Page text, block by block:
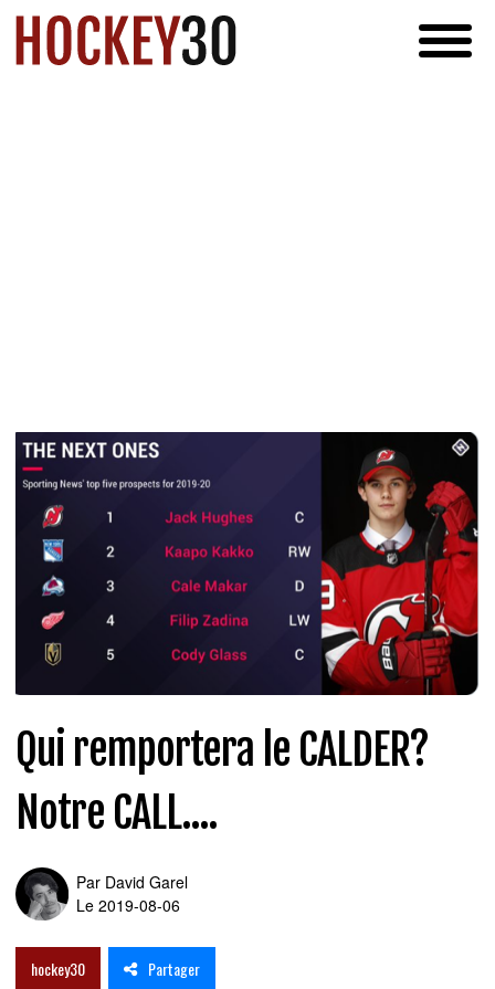
Qui remportera le CALDER?
Notre CALL....
Par David Garel
Le 2019-08-06
hockey30 Partager